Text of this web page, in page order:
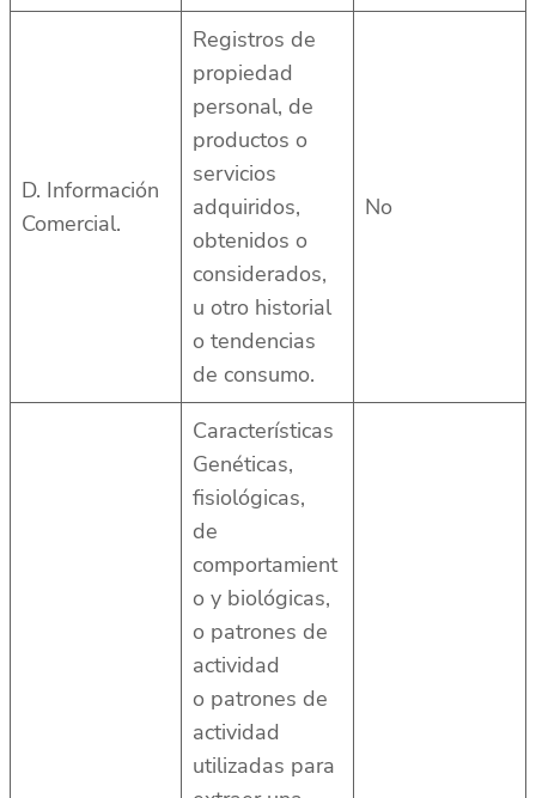
D. Información
Comercial.
Registros de
propiedad
personal, de
productos o
servicios
adquiridos,
obtenidos o
considerados,
u otro historial
o tendencias
de consumo.
No
Características
Genéticas,
fisiológicas,
de
comportamient
o y biológicas,
o patrones de
actividad
o patrones de
actividad
utilizadas para